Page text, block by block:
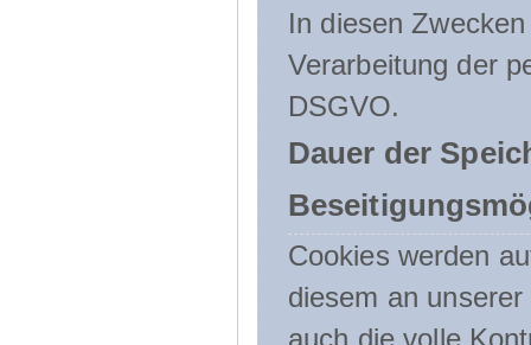
In diesen
Verarbeitung der
DSGVO.
Dauer der
Cookies werden
diesem an